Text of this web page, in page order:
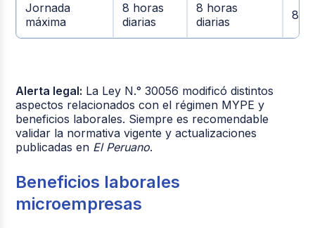
Jornada
máxima
8 horas
diarias
8 horas
diarias
8
Alerta legal: La Ley N.° 30056 modificó distintos
aspectos relacionados con el régimen MYPE y
beneficios laborales. Siempre es recomendable
validar la normativa vigente y actualizaciones
publicadas en El Peruano.
Beneficios laborales
microempresas